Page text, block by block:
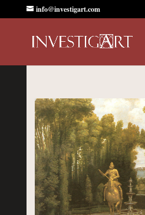
info@investigart.com